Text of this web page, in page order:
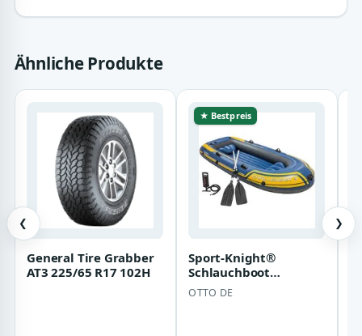
Ähnliche Produkte
❮
General Tire Grabber
AT3 225/65 R17 102H
★ Bestpreis
Sport-Knight®
Schlauchboot
Aufblasbares
Schlauchboot
OTTO DE
❯